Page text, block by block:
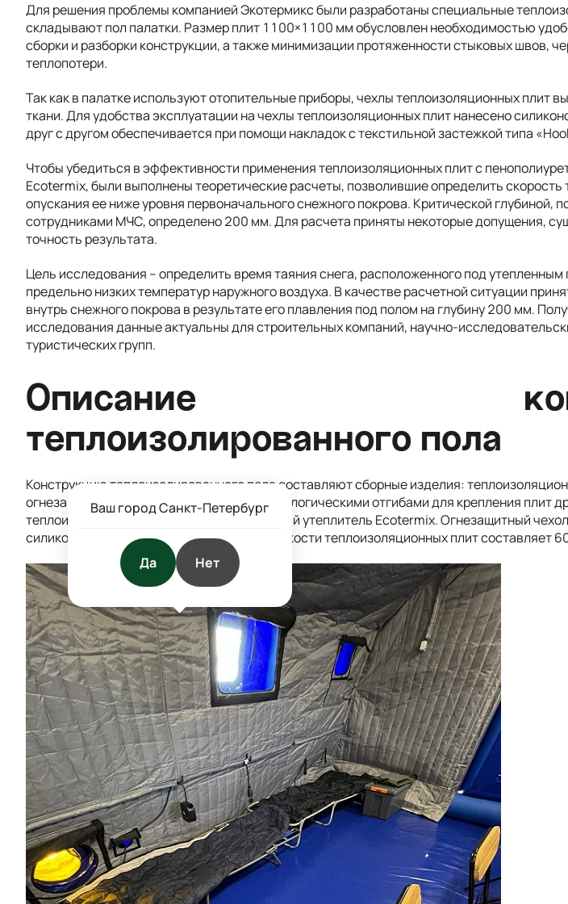
Для решения проблемы компанией Экотермикс были разработаны специальные
складывают пол палатки. Размер плит 1100×1100 мм обусловлен необходимостью
сборки и разборки конструкции, а также минимизации протяженности стыковых швов,
теплопотери.
Так как в палатке используют отопительные приборы, чехлы теплоизоляционных плит
ткани. Для удобства эксплуатации на чехлы теплоизоляционных плит нанесено
друг с другом обеспечивается при помощи накладок с текстильной застежкой типа
Чтобы убедиться в эффективности применения теплоизоляционных плит с
Ecotermix, были выполнены теоретические расчеты, позволившие определить скорость
опускания ее ниже уровня первоначального снежного покрова. Критической глубиной,
сотрудниками МЧС, определено 200 мм. Для расчета приняты некоторые допущения,
точность результата.
Цель исследования – определить время таяния снега, расположенного под утепленным
предельно низких температур наружного воздуха. В качестве расчетной ситуации
внутрь снежного покрова в результате его плавления под полом на глубину 200 мм.
исследования данные актуальны для строительных компаний, научно-
туристических групп.
Описание
теплоизолированного пола
Конструкцию теплоизолированного пола составляют сборные изделия:
огнезащитный чехол, оборудованный технологическими отгибами для крепления плит
теплоизоляции использован инновационный утеплитель Ecotermix. Огнезащитный
силиконовым покрытием. Предел огнестойкости теплоизоляционных плит составляет
Ваш город Санкт-Петербург
Да Нет